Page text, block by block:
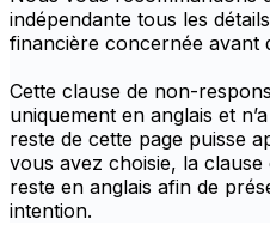
indépendante tous les
financière concernée avant
Cette clause de non-
uniquement en anglais et
reste de cette page puisse
vous avez choisie, la
reste en anglais afin de
intention.